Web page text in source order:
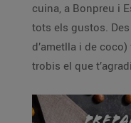
cuina, a Bonpreu i
tots els gustos.
d’ametlla i de
trobis el que